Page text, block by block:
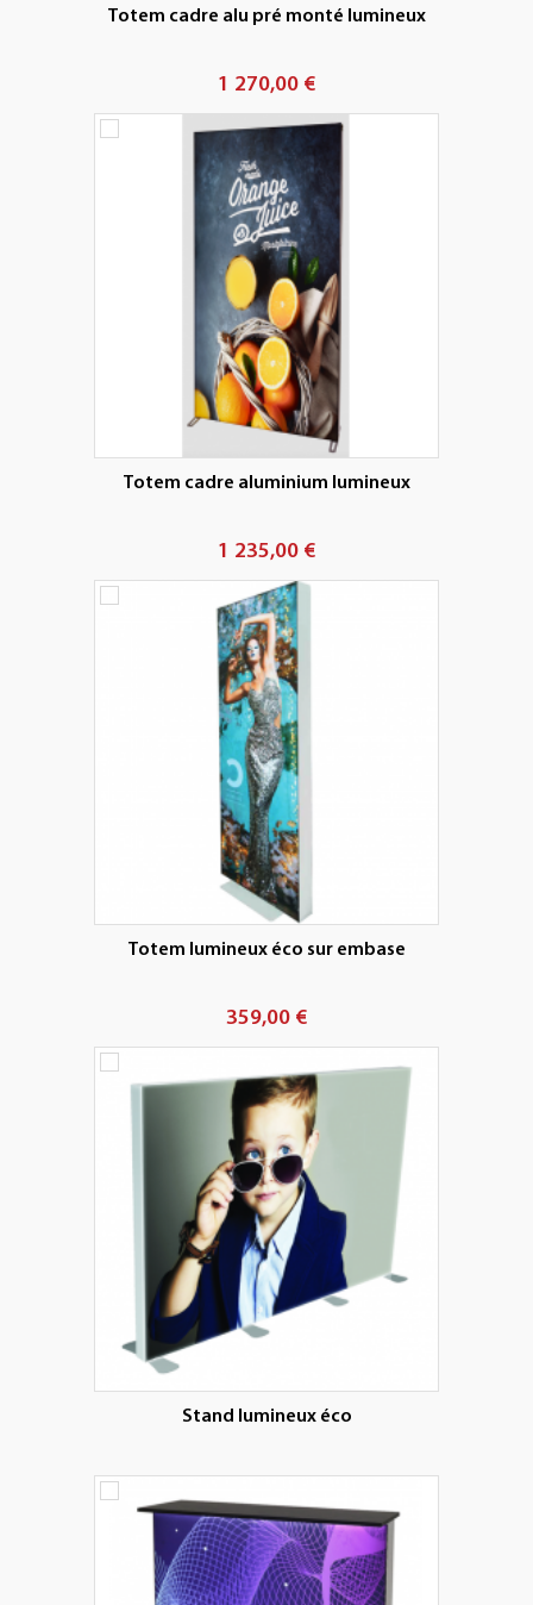
Totem cadre alu pré monté lumineux
1 270,00 €
Totem cadre aluminium lumineux
1 235,00 €
Totem lumineux éco sur embase
359,00 €
Stand lumineux éco